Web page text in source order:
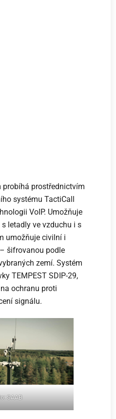
probíhá prostřednictvím
systému TactiCall
VoIP. Umožňuje
letadly ve vzduchu i s
umožňuje civilní i
šifrovanou podle
zemí. Systém
TEMPEST SDIP-29,
ochranu proti
signálu.
SAAB